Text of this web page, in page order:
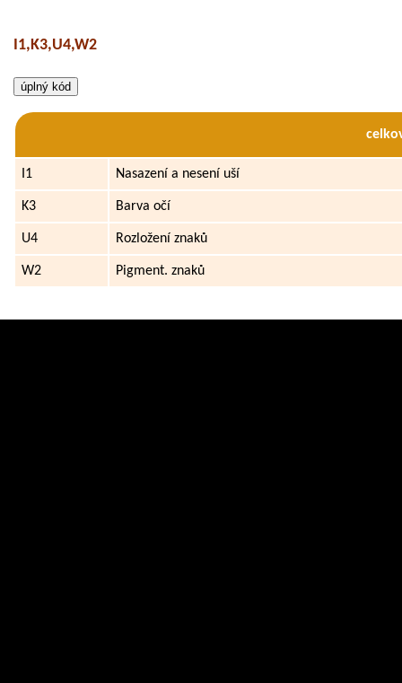
I1,K3,U4,W2
I1 Nasazení a nesení uší
K3 Barva očí
U4 Rozložení znaků
W2 Pigment. znaků